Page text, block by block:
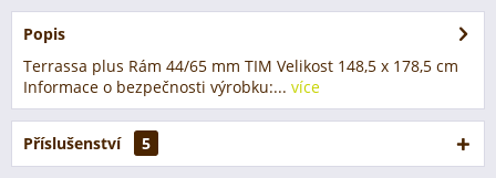
Popis
Terrassa plus Rám 44/65 mm TIM Velikost 148,5 x 178,5 cm
Informace o bezpečnosti výrobku:... více
Příslušenství 5